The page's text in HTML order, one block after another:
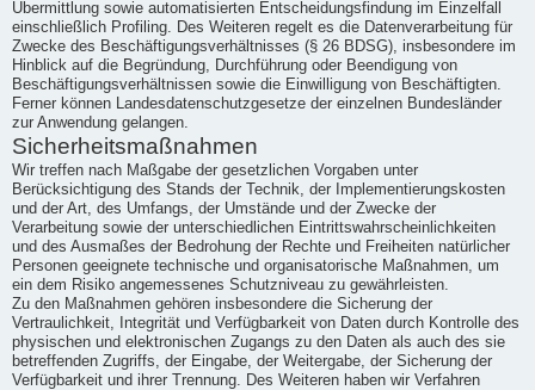
Übermittlung sowie automatisierten Entscheidungsfindung im Einzelfall
einschließlich Profiling. Des Weiteren regelt es die Datenverarbeitung für
Zwecke des Beschäftigungsverhältnisses (§ 26 BDSG), insbesondere im
Hinblick auf die Begründung, Durchführung oder Beendigung von
Beschäftigungsverhältnissen sowie die Einwilligung von Beschäftigten.
Ferner können Landesdatenschutzgesetze der einzelnen Bundesländer
zur Anwendung gelangen.
Sicherheitsmaßnahmen
Wir treffen nach Maßgabe der gesetzlichen Vorgaben unter
Berücksichtigung des Stands der Technik, der Implementierungskosten
und der Art, des Umfangs, der Umstände und der Zwecke der
Verarbeitung sowie der unterschiedlichen Eintrittswahrscheinlichkeiten
und des Ausmaßes der Bedrohung der Rechte und Freiheiten natürlicher
Personen geeignete technische und organisatorische Maßnahmen, um
ein dem Risiko angemessenes Schutzniveau zu gewährleisten.
Zu den Maßnahmen gehören insbesondere die Sicherung der
Vertraulichkeit, Integrität und Verfügbarkeit von Daten durch Kontrolle des
physischen und elektronischen Zugangs zu den Daten als auch des sie
betreffenden Zugriffs, der Eingabe, der Weitergabe, der Sicherung der
Verfügbarkeit und ihrer Trennung. Des Weiteren haben wir Verfahren